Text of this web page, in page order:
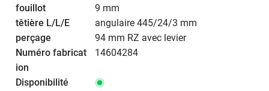
9 mm
angulaire 445/24/3 mm
94 mm RZ avec levier
14604284